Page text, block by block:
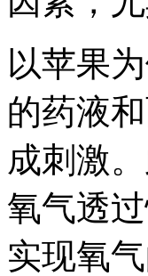
以苹果
的药液
成刺激
氧气透
实现氧